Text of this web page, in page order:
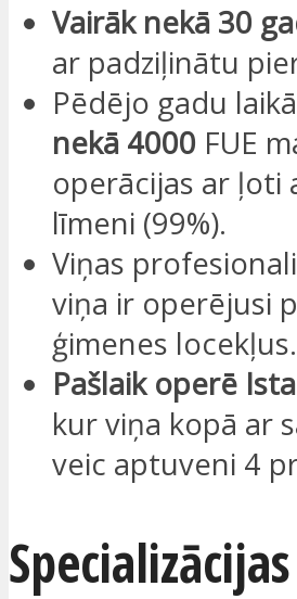
Vairāk nekā 30
ar padziļinātu
Pēdējo gadu
nekā 4000 FUE
operācijas ar ļoti
līmeni (99%).
Viņas
viņa ir operējusi
ģimenes locekļus.
Pašlaik operē
kur viņa kopā ar
veic aptuveni 4